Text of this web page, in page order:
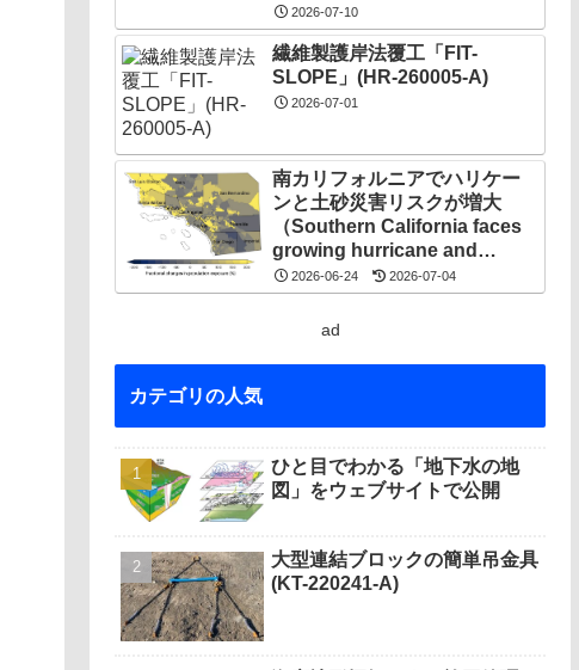
Cliff Collapses）
2026-07-10
繊維製護岸法覆工「FIT-
SLOPE」(HR-260005-A)
2026-07-01
南カリフォルニアでハリケー
ンと土砂災害リスクが増大
（Southern California faces
growing hurricane and
landslide risk）
2026-06-24 2026-07-04
ad
カテゴリの人気
ひと目でわかる「地下水の地
図」をウェブサイトで公開
大型連結ブロックの簡単吊金具
(KT-220241-A)